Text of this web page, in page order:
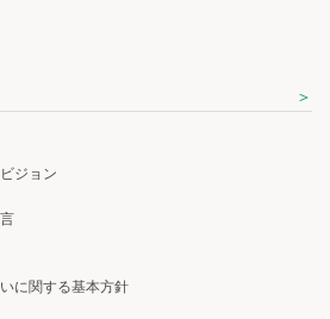
ジョン
に関する基本方針